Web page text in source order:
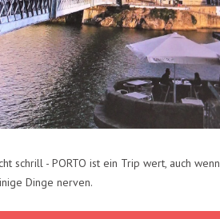
schrill - PORTO ist ein Trip wert, auch wenn
Dinge nerven.